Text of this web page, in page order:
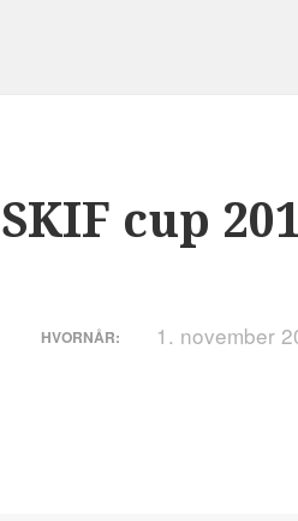
SKIF cup
HVORNÅR: 1. november